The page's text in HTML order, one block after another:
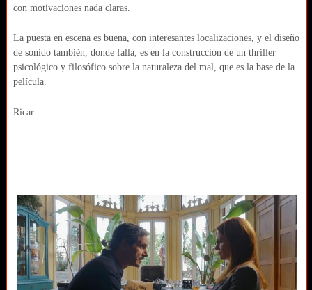
con motivaciones nada claras.
La puesta en escena es buena, con interesantes localizaciones, y el diseño
de sonido también, donde falla, es en la construcción de un thriller
psicológico y filosófico sobre la naturaleza del mal, que es la base de la
película.
Ricar